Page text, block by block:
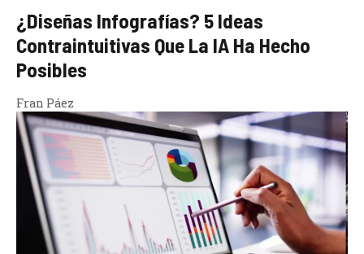
¿Diseñas Infografías? 5 Ideas
Contraintuitivas Que La IA Ha Hecho
Posibles
Fran Páez